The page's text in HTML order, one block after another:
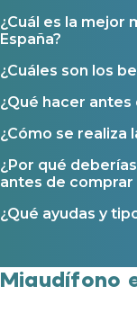
¿Cuál es la mejor
España?
¿Cuáles son los
¿Qué hacer
¿Cómo se realiza
¿Por qué
antes de comprar
¿Qué ayudas y
Miaudífono